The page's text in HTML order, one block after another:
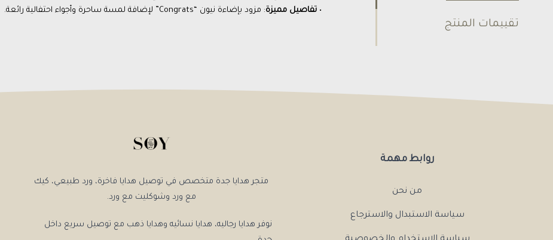
تقييمات المنتج
• تفاصيل مميزة: مزود بإضاءة نيون “Congrats” لإضافة لمسة ساحرة وأجواء احتفالية رائعة.
روابط مهمة
من نحن
سياسة الاستبدال والاسترجاع
متجر هدايا جدة متخصص في توصيل هدايا فاخرة، ورد طبيعي، كيك
مع ورد وشوكليت مع ورد.
نوفر هدايا رجاليه، هدايا نسائيه وهدايا ذهب مع توصيل سريع داخل